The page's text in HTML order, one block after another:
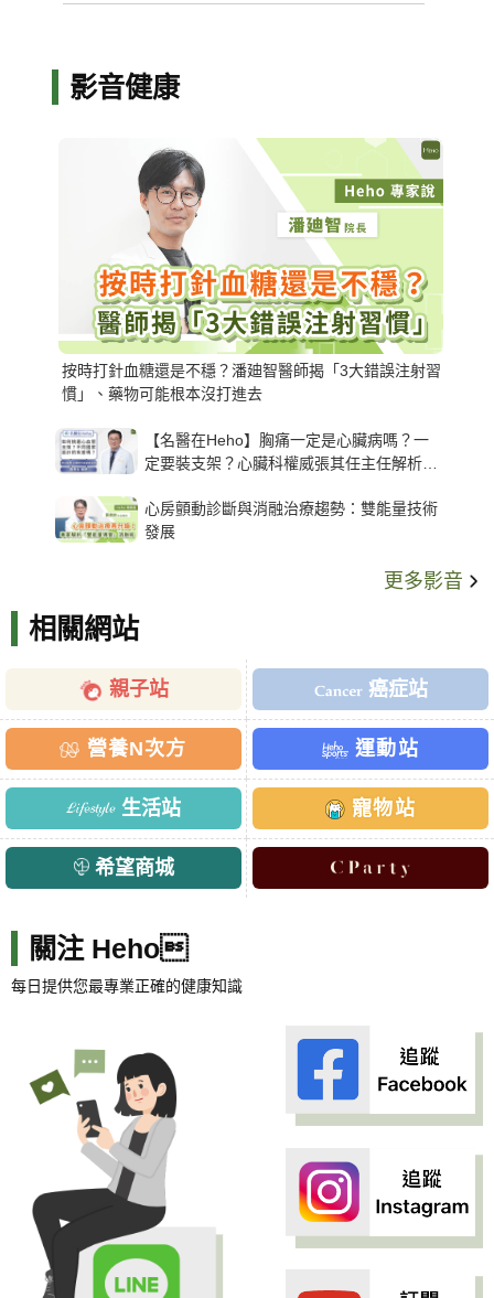
影音健康
按時打針血糖還是不穩？潘廸智醫師揭「3大錯誤注射習
慣」、藥物可能根本沒打進去
【名醫在Heho】胸痛一定是心臟病嗎？一
定要裝支架？心臟科權威張其任主任解析支
心房顫動診斷與消融治療趨勢：雙能量技術
發展
更多影音
相關網站
親子站 癌症站
營養N次方 運動站
生活站 寵物站
希望商城
關注 Heho
每日提供您最專業正確的健康知識